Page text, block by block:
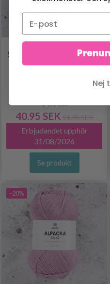
SVARTA FÅRET CECILIA
14% Lin
40.95 SEK 51.95 SEK
Erbjudandet upphör
31/08/2026
Se produkt
-20%
Nej